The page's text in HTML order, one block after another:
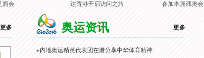
面会
达香港开启访问之旅
参加本届残奥会
更多 奥运资讯 更多
内地奥运精英代表团在港分享中华体育精神